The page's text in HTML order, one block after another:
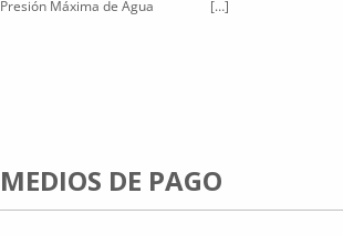
Presión Máxima de Agua […]
MEDIOS DE PAGO